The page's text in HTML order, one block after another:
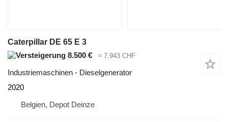
Caterpillar DE 65 E 3
8.500 €
≈ 7.943 CHF
Industriemaschinen - Dieselgenerator
2020
Belgien, Depot Deinze